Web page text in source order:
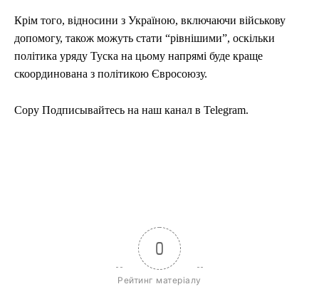
Крім того, відносини з Україною, включаючи військову
допомогу, також можуть стати “рівнішими”, оскільки
політика уряду Туска на цьому напрямі буде краще
скоординована з політикою Євросоюзу.
Copy Подписывайтесь на наш канал в Telegram.
0
Рейтинг матеріалу